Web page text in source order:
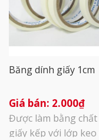
Băng dính giấy 1cm
2.000₫
Được làm bằng chất
giấy kếp với lớp keo